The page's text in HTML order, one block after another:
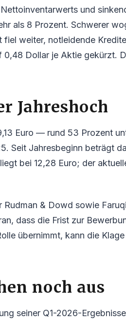
und
als 8 Prozent. Schwerer
weiter, notleidende
Dollar je Aktie gekürzt.
Jahreshoch
Euro — rund 53 Prozent
Seit Jahresbeginn beträgt
bei 12,28 Euro; der
Rudman & Dowd sowie
dass die Frist zur
übernimmt, kann die
noch aus
seiner Q1-2026-